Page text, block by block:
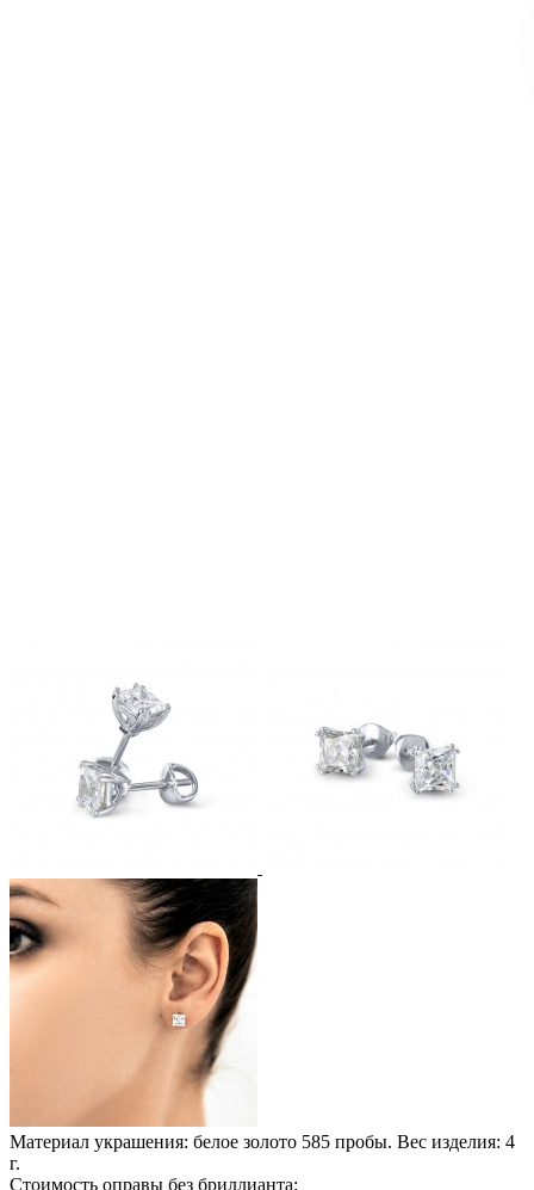
Материал украшения: белое золото 585 пробы. Вес изделия: 4
г.
Стоимость оправы без бриллианта: